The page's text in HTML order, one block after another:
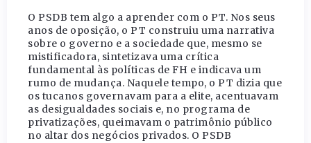
O PSDB tem algo a aprender com o PT. Nos seus
anos de oposição, o PT construiu uma narrativa
sobre o governo e a sociedade que, mesmo se
mistificadora, sintetizava uma crítica
fundamental às políticas de FH e indicava um
rumo de mudança. Naquele tempo, o PT dizia que
os tucanos governavam para a elite, acentuavam
as desigualdades sociais e, no programa de
privatizações, queimavam o patrimônio público
no altar dos negócios privados. O PSDB